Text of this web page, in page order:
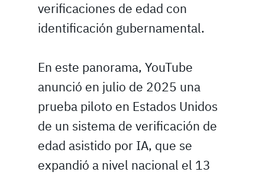
verificaciones de edad con
identificación gubernamental.
En este panorama, YouTube
anunció en julio de 2025 una
prueba piloto en Estados Unidos
de un sistema de verificación de
edad asistido por IA, que se
expandió a nivel nacional el 13